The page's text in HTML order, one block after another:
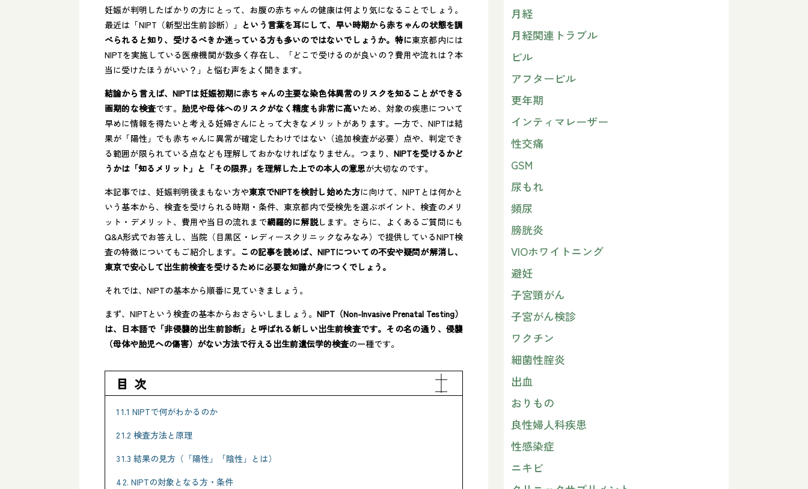
妊娠が判明したばかりの方にとって、お腹の赤ちゃんの健康は何より気になることでしょう。
最近は「NIPT（新型出生前診断）」 という言葉を耳にして、早い時期から赤ちゃんの状態を調
べられると知り、受けるべきか迷っている方も多いのではないでしょうか。特に東京都内には
NIPTを実施している医療機関が数多く存在し、「どこで受けるのが良いの？費用や流れは？本
当に受けたほうがいい？」と悩む声をよく聞きます。
結論から言えば、NIPTは妊娠初期に赤ちゃんの主要な染色体異常のリスクを知ることができる
画期的な検査です。 胎児や母体へのリスクがなく精度も非常に高いため、対象の疾患について
早めに情報を得たいと考える妊婦さんにとって大きなメリットがあります​。一方で、NIPTは結
果が「陽性」でも赤ちゃんに異常が確定したわけではない（追加検査が必要）点や、判定でき
る範囲が限られている点なども理解しておかなければなりません​​。つまり、NIPTを受けるかど
うかは「知るメリット」と「その限界」を理解した上での本人の意思が大切なのです。
本記事では、妊娠判明後まもない方や東京でNIPTを検討し始めた方に向けて、NIPTとは何かと
いう基本から、検査を受けられる時期・条件、東京都内で受検先を選ぶポイント、検査のメリ
ット・デメリット、費用や当日の流れまで網羅的に解説します。さらに、よくあるご質問にも
Q&A形式でお答えし、当院（目黒区・レディースクリニックなみなみ）で提供しているNIPT検
査の特徴についてもご紹介します。 この記事を読めば、NIPTについての不安や疑問が解消し、
東京で安心して出生前検査を受けるために必要な知識が身につくでしょう。
それでは、NIPTの基本から順番に見ていきましょう。
まず、NIPTという検査の基本からおさらいしましょう。 NIPT（Non-Invasive Prenatal Testing）
は、日本語で「非侵襲的出生前診断」と呼ばれる新しい出生前検査です。その名の通り、侵襲
（母体や胎児への傷害）がない方法で行える出生前遺伝学的検査の一種です。
目次
1 1.1 NIPTで何がわかるのか
21.2 検査方法と原理
31.3 結果の見方（「陽性」「陰性」とは）
42. NIPTの対象となる方・条件
月経
月経関連トラブル
ピル
アフターピル
更年期
インティマレーザー
性交痛
GSM
尿もれ
頻尿
膀胱炎
VIOホワイトニング
避妊
子宮頸がん
子宮がん検診
ワクチン
細菌性腟炎
出血
おりもの
良性婦人科疾患
性感染症
ニキビ